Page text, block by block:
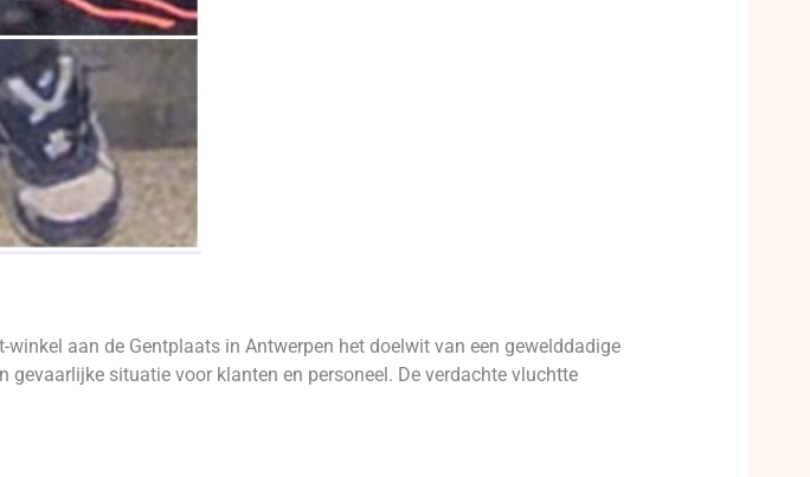
aan de Gentplaats in Antwerpen het doelwit van een gewelddadige
situatie voor klanten en personeel. De verdachte vluchtte